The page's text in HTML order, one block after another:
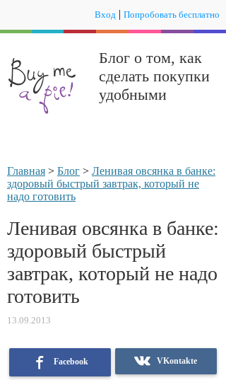
Вход | Попробовать бесплатно
Блог о том, как
сделать покупки
удобными
Главная > Блог > Ленивая овсянка в банке:
здоровый быстрый завтрак, который не
надо готовить
Ленивая овсянка в банке:
здоровый быстрый
завтрак, который не надо
готовить
13.09.2013
Facebook VKontakte